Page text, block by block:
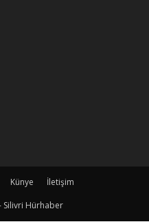
Künye
İletişim
Hürhaber